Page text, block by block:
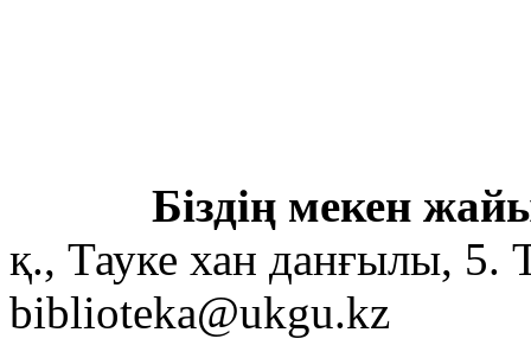
Біздің мекен
қ., Тауке хан данғылы,
biblioteka@ukgu.kz